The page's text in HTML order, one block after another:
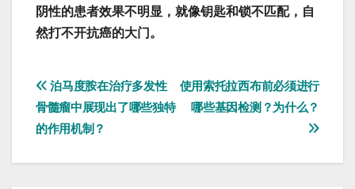
阴性的患者效果不明显，就像钥匙和锁不匹配，自
然打不开抗癌的大门。
文
章
导
使用索托拉西布前必须进行
哪些基因检测？为什么？
泊马度胺在治疗多发性
骨髓瘤中展现出了哪些独特
的作用机制？